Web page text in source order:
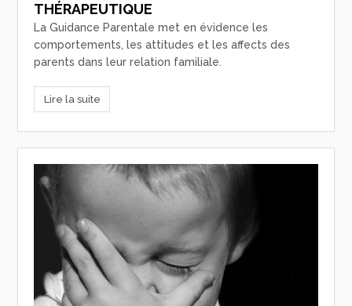
THÉRAPEUTIQUE
La Guidance Parentale met en évidence les
comportements, les attitudes et les affects des
parents dans leur relation familiale.
Lire la suite